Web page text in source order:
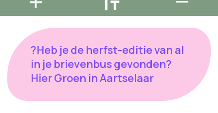
?Heb je de herfst-editie van al
in je brievenbus gevonden?
Hier Groen in Aartselaar